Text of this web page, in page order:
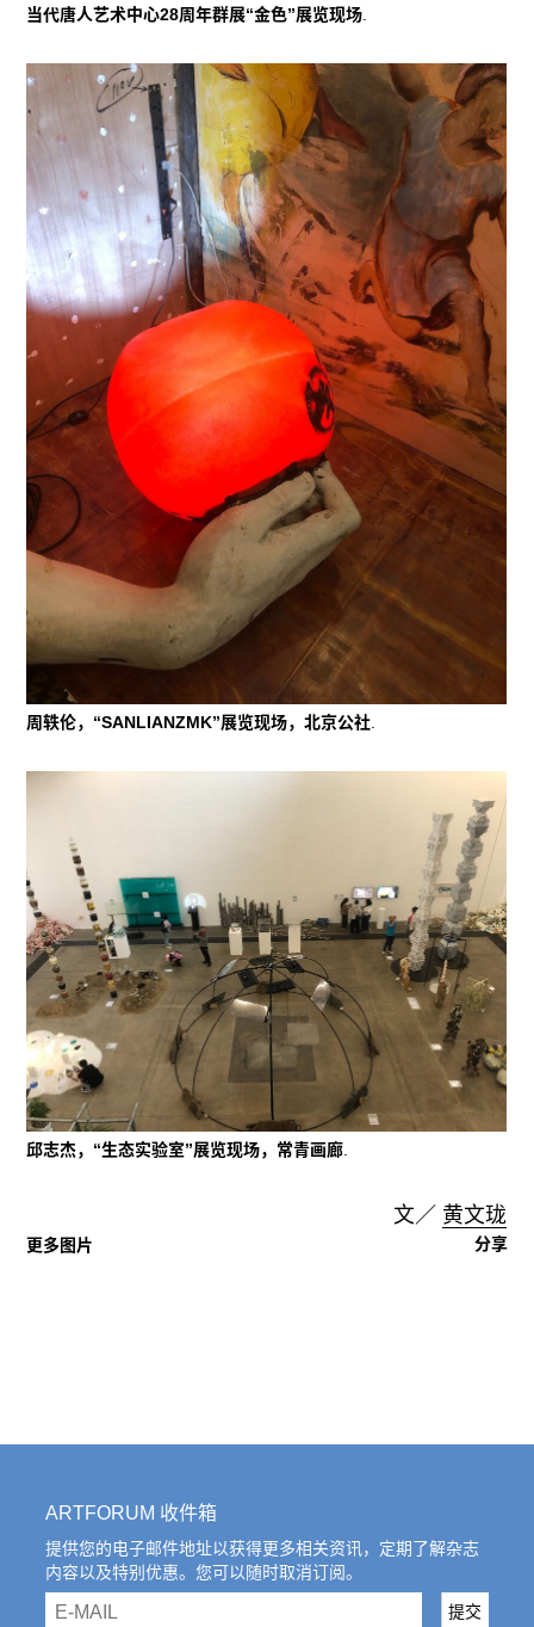
当代唐人艺术中心28周年群展“金色”展览现场
周轶伦，“SANLIANZMK”展览现场，北京公社.
邱志杰，“生态实验室”展览现场，常青画廊
文／ 黄文珑
更多图片 分享
ARTFORUM 收件箱
提供您的电子邮件地址以获得更多相关资讯，定期了解杂志
内容以及特别优惠。您可以随时取消订阅。
email 提交